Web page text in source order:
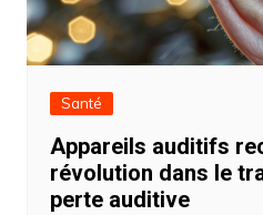
Santé
Appareils auditifs
révolution dans le
perte auditive